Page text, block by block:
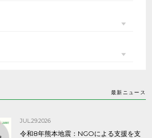
最新ニュース
JUL.29.2026
令和8年熊本地震：NGOによる支援を支